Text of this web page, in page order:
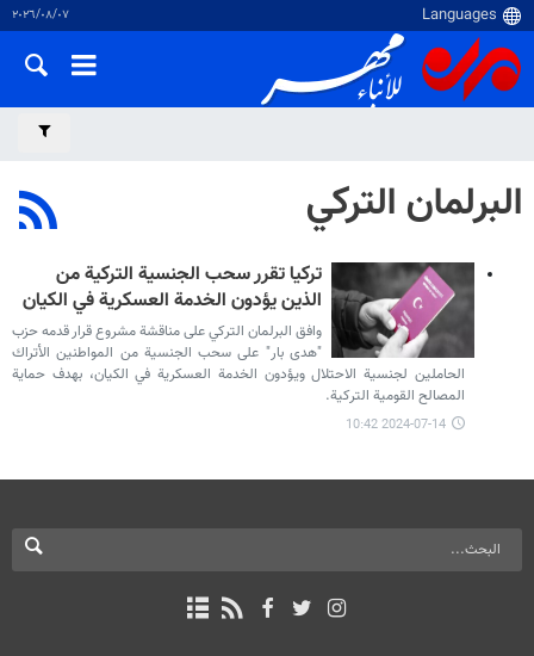
٠٧‏/٠٨‏/٢٠٢٦
البرلمان التركي
تركيا تقرر سحب الجنسية التركية من
الذين يؤدون الخدمة العسكرية في الكيان
وافق البرلمان التركي على مناقشة مشروع قرار قدمه حزب
"هدى بار" على سحب الجنسية من المواطنين الأتراك
الحاملين لجنسية الاحتلال ويؤدون الخدمة العسكرية في الكيان، بهدف حماية
المصالح القومية التركية.
2024-07-14 10:42